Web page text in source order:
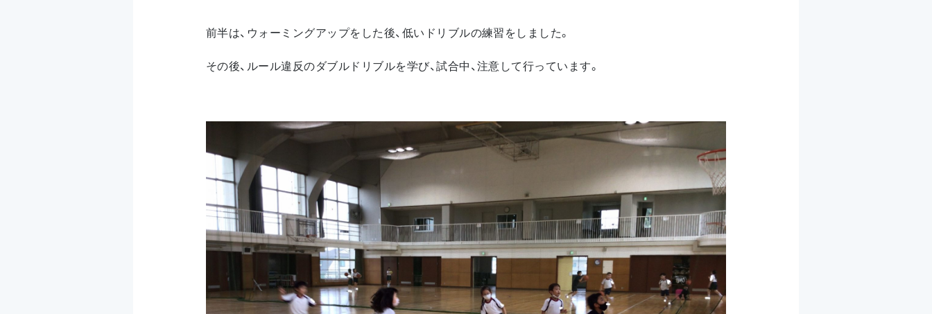
前半は、ウォーミングアップをした後、低いドリブルの練習をしました。
その後、ルール違反のダブルドリブルを学び、試合中、注意して行っています。